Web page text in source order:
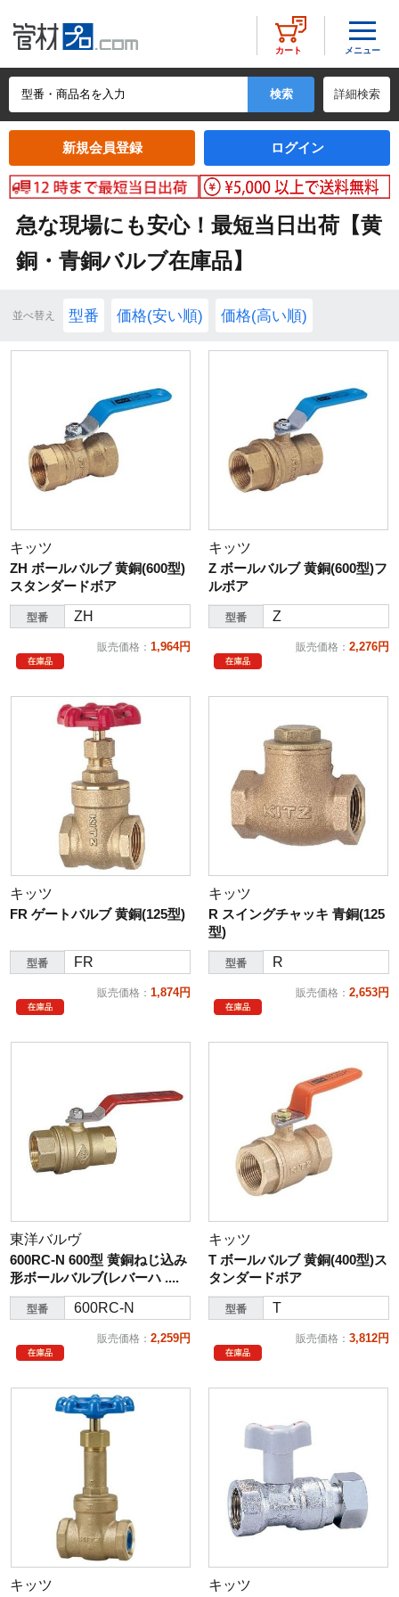
詳細検索
カート
新規会員登録 ログイン
メニュー
急な現場にも安心！最短当日出荷【黄
銅・青銅バルブ在庫品】
並べ替え 型番 価格(安い順) 価格(高い順)
キッツ
ZH ボールバルブ 黄銅(600型)
スタンダードボア
型番 ZH
販売価格 ： 1,964円
キッツ
Z ボールバルブ 黄銅(600型)フ
ルボア
型番 Z
販売価格 ： 2,276円
キッツ
FR ゲートバルブ 黄銅(125型)
型番 FR
販売価格 ： 1,874円
キッツ
R スイングチャッキ 青銅(125
型)
型番 R
販売価格 ： 2,653円
東洋バルヴ
600RC-N 600型 黄銅ねじ込み
形ボールバルブ(レバーハ ....
型番 600RC-N
販売価格 ： 2,259円
キッツ
T ボールバルブ 黄銅(400型)ス
タンダードボア
型番 T
販売価格 ： 3,812円
キッツ キッツ